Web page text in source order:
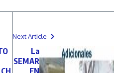
Next Article
La
SEMAR
EN